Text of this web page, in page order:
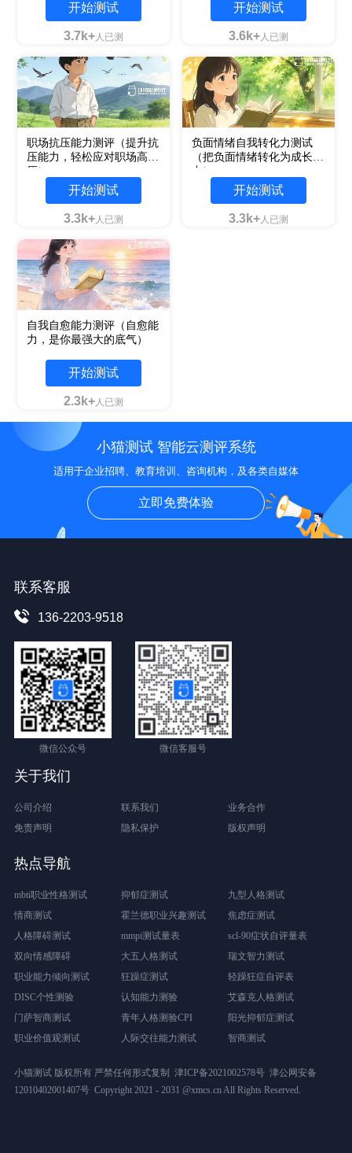
开始测试
3.7k+人已测
开始测试
3.6k+人已测
职场抗压能力测评（提升抗
压能力，轻松应对职场高
压）
开始测试
3.3k+人已测
负面情绪自我转化力测试
（把负面情绪转化为成长动
力）
开始测试
3.3k+人已测
自我自愈能力测评（自愈能
力，是你最强大的底气）
开始测试
2.3k+人已测
小猫测试 智能云测评系统
适用于企业招聘、教育培训、咨询机构，及各类自媒体
立即免费体验
联系客服
136-2203-9518
微信公众号 微信客服号
关于我们
公司介绍 联系我们
业务合作
免责声明
隐私保护 版权声明
热点导航
mbti职业性格测试 抑郁症测试
九型人格测试
情商测试
霍兰德职业兴趣测试
焦虑症测试
人格障碍测试
mmpi测试量表
scl-90症状自评量表
双向情感障碍
大五人格测试
瑞文智力测试
职业能力倾向测试
狂躁症测试
轻躁狂症自评表
DISC个性测验
认知能力测验
艾森克人格测试
门萨智商测试
青年人格测验CPI
阳光抑郁症测试
职业价值观测试
人际交往能力测试 智商测试
小猫测试 版权所有 严禁任何形式复制 津ICP备2021002578号 津公网安备
12010402001407号Copyright 2021 - 2031 @xmcs.cn All Rights Reserved.